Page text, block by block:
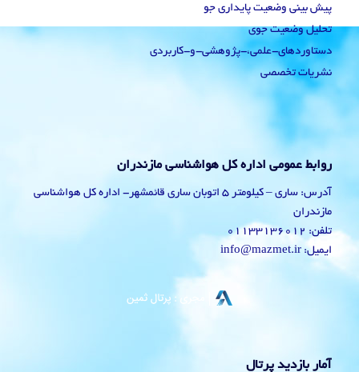
پیش بینی وضعیت پایداری جو
تحلیل وضعیت جوی
دستاوردهای-علمی،-پژوهشی-و-کاربردی
نشریات تخصصی
روابط عمومی اداره کل هواشناسی مازندران
آدرس: ساری – کیلومتر 5 اتوبان ساری قائمشهر- اداره کل هواشناسی
مازندران
تلفن: 01133136012
ایمیل: info@mazmet.ir
آمار بازدید پرتال